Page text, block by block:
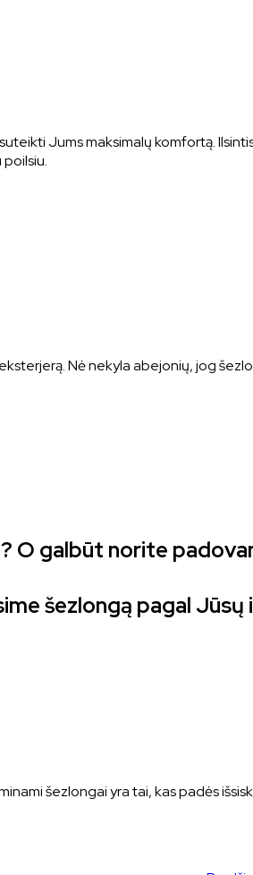
Jums maksimalų komfortą.
Nė nekyla abejonių, jog
O galbūt norite
šezlongą pagal
šezlongai yra tai, kas padės